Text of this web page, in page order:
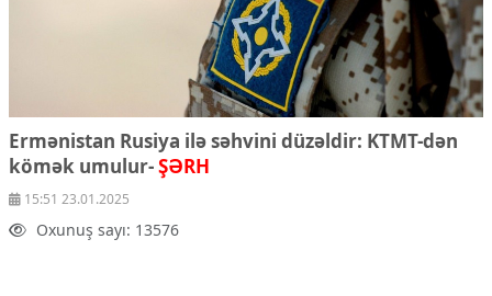
Ermənistan Rusiya ilə səhvini düzəldir: KTMT-dən
kömək umulur-ŞƏRH
15:51 23.01.2025
Oxunuş sayı: 13576